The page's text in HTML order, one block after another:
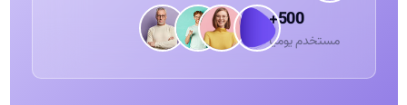
500+
مستخدم يومياً